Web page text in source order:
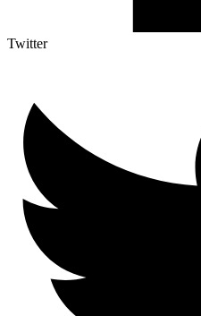
Twitter